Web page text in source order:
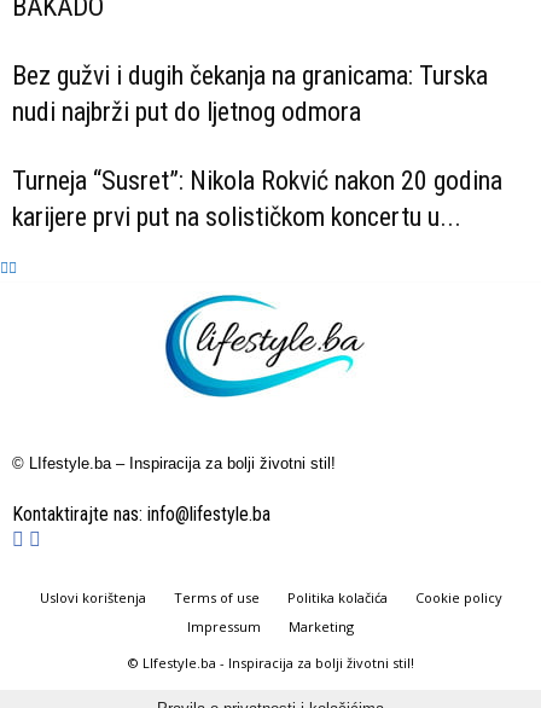
BAKADO
Bez gužvi i dugih čekanja na granicama: Turska
nudi najbrži put do ljetnog odmora
Turneja “Susret”: Nikola Rokvić nakon 20 godina
karijere prvi put na solističkom koncertu u...
© LIfestyle.ba – Inspiracija za bolji životni stil!
Kontaktirajte nas: info@lifestyle.ba
Uslovi korištenja Terms of use Politika kolačića
Cookie policy
Impressum
Marketing
© LIfestyle.ba - Inspiracija za bolji životni stil!